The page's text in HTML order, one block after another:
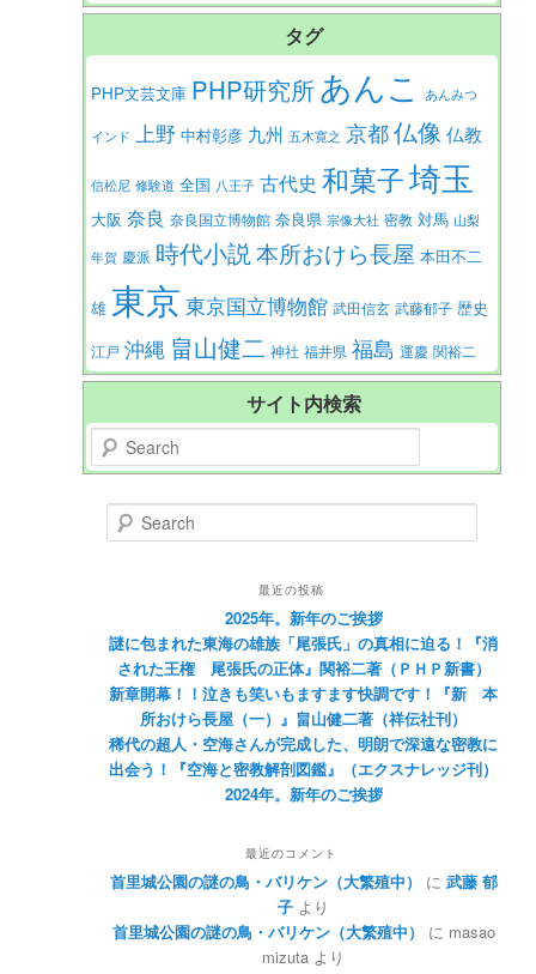
タグ
PHP文芸文庫 PHP研究所あんこ あんみつ
インド 上野 中村彰彦 九州 五木寛之 京都仏像 仏教
信松尼 修験道 全国 八王子 古代史 和菓子埼玉
大阪 奈良 奈良国立博物館 奈良県 宗像大社 密教 対馬 山梨
年賀 慶派 時代小説本所おけら長屋 本田不二
雄 東京 東京国立博物館 武田信玄 武藤郁子 歴史
江戸 沖縄 畠山健二 神社 福井県 福島 運慶 関裕二
サイト内検索
Search
Search
最近の投稿
2025年。新年のご挨拶
謎に包まれた東海の雄族「尾張氏」の真相に迫る！『消
された王権 尾張氏の正体』関裕二著（ＰＨＰ新書）
新章開幕！！泣きも笑いもますます快調です！『新 本
所おけら長屋（一）』畠山健二著（祥伝社刊）
稀代の超人・空海さんが完成した、明朗で深遠な密教に
出会う！『空海と密教解剖図鑑』（エクスナレッジ刊）
2024年。新年のご挨拶
最近のコメント
首里城公園の謎の鳥・バリケン（大繁殖中） に 武藤 郁
子 より
首里城公園の謎の鳥・バリケン（大繁殖中）
に masao
mizuta より